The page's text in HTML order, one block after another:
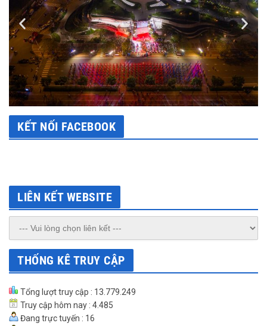
KẾT NỐI FACEBOOK
LIÊN KẾT WEBSITE
THỐNG KÊ TRUY CẬP
Tổng lượt truy cập : 13.779.249
Truy cập hôm nay : 4.485
Đang trực tuyến : 16